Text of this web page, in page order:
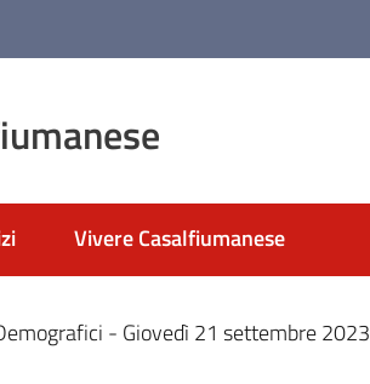
Vivere Casalfiumanese
- Giovedì 21 settembre 2023